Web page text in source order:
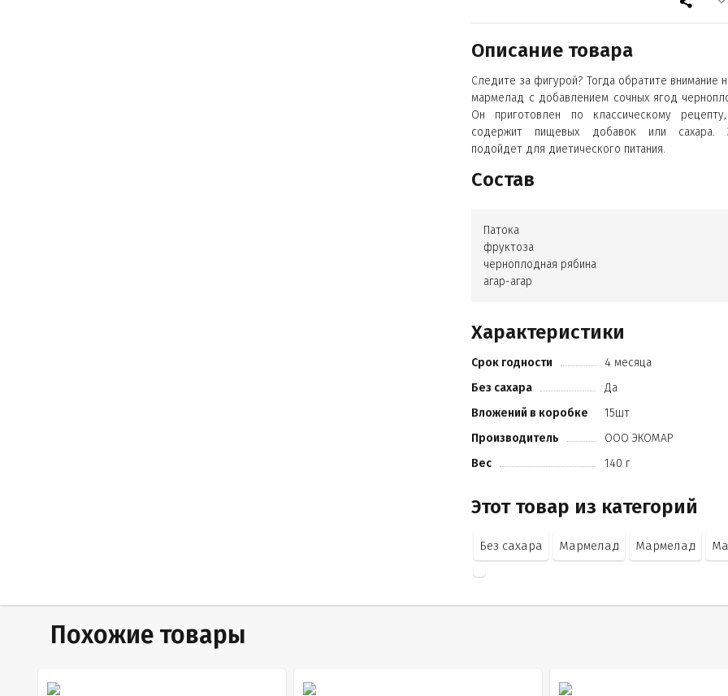
Описание товара
Следите за фигурой? Тогда обратите внимание
мармелад с добавлением сочных ягод
Он приготовлен по классическому
содержит пищевых добавок или сахара.
подойдет для диетического питания.
Состав
Патока
фруктоза
черноплодная рябина
агар-агар
Характеристики
Срок годности
4 месяца
Без сахара
Да
Вложений в коробке
15шт
Производитель
ООО ЭКОМАР
Вес
140 г
Этот товар из категорий
Без сахара Мармелад Мармелад
Похожие товары